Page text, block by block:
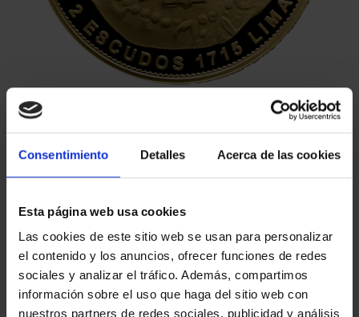
Consentimiento Detalles Acerca de las cookies
Esta página web usa cookies
Las cookies de este sitio web se usan para personalizar
el contenido y los anuncios, ofrecer funciones de redes
sociales y analizar el tráfico. Además, compartimos
información sobre el uso que haga del sitio web con
nuestros partners de redes sociales, publicidad y análisis
€1,245.00
¡NO TAXES!